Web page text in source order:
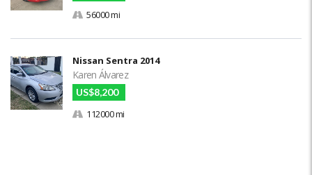
56000 mi
Nissan Sentra 2014
Karen Álvarez
US$8,200
112000 mi